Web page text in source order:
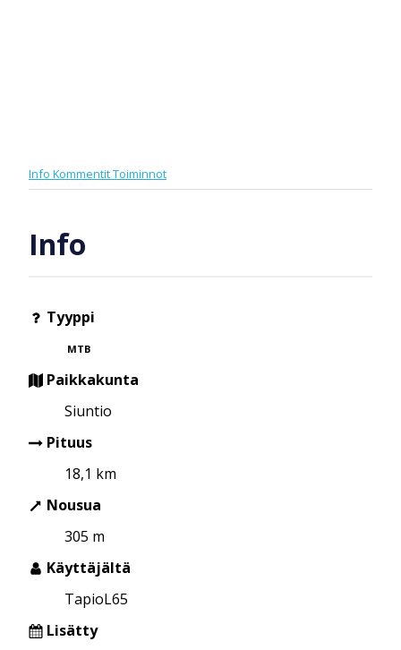
Info KommentitToiminnot
Info
Tyyppi
MTB
Paikkakunta
Siuntio
Pituus
18,1 km
Nousua
305 m
Käyttäjältä
TapioL65
Lisätty